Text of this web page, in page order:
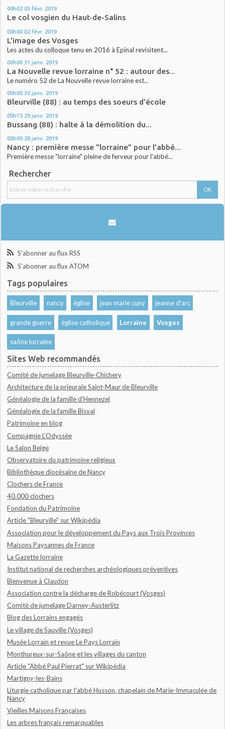
00h02 03 févr. 2019
Le col vosgien du Haut-de-Salins
00h00 02 févr. 2019
L'image des Vosges
Les actes du colloque tenu en 2016 à Epinal revisitent...
00h00 31 janv. 2019
La Nouvelle revue lorraine n° 52 : autour des...
Le numéro 52 de La Nouvelle revue lorraine est...
00h00 30 janv. 2019
Bleurville (88) : au temps des soeurs d'école
00h15 29 janv. 2019
Bussang (88) : halte à la démolition du...
00h00 28 janv. 2019
Nancy : première messe "lorraine" pour l'abbé...
Première messe "lorraine" pleine de ferveur pour l'abbé...
Rechercher
S'abonner au flux RSS
S'abonner au flux ATOM
Tags populaires
Bleurville nancy église jean marie cuny jeanne d'arc
grande guerre église catholique Lorraine Vosges
saône lorraine
Sites Web recommandés
Comité de jumelage Bleurville-Chichery
Architecture de la prieurale Saint-Maur de Bleurville
Généalogie de la famille d'Hennezel
Généalogie de la famille Bisval
Patrimoine en blog
Compagnie L'Odyssée
Le Salon Beige
Observatoire du patrimoine religieux
Bibliothèque diocésaine de Nancy
Clochers de France
40.000 clochers
Fondation du Patrimoine
Article "Bleurville" sur Wikipédia
Association pour le développement du Pays aux Trois Provinces
Maisons Paysannes de France
La Gazette lorraine
Institut national de recherches archéologiques préventives
Bienvenue à Claudon
Association contre la décharge de Robécourt (Vosges)
Comité de jumelage Darney-Austerlitz
Blog des Lorrains engagés
Le village de Sauville (Vosges)
Musée Lorrain et revue Le Pays Lorrain
Monthureux-sur-Saône et les villages du canton
Article "Abbé Paul Pierrat" sur Wikipédia
Martigny-les-Bains
Liturgie catholique par l'abbé Husson, chapelain de Marie-Immaculée de
Nancy
Vieilles Maisons Françaises
Les arbres français remarquables